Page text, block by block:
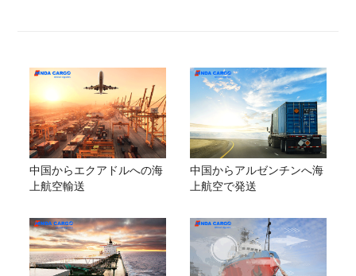
中国からエクアドルへの海
上航空輸送
中国からアルゼンチンへ海
上航空で発送